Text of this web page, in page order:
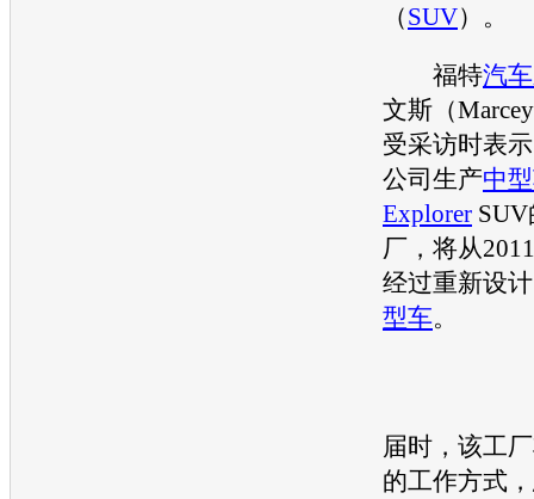
（SUV）。
福特汽
文斯（
受采访时表
公司生产中
Explorer SUV
厂，将从
经过重新设计
型车。
届时，该工
的工作方式